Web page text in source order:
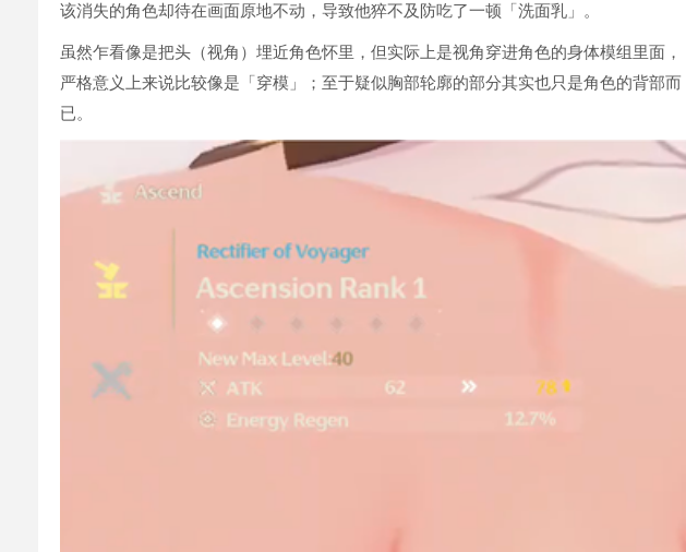
该消失的角色却待在画面原地不动，导致他猝不及防吃了一顿「洗面乳」。
虽然乍看像是把头（视角）埋近角色怀里，但实际上是视角穿进角色的身体模组里面，
严格意义上来说比较像是「穿模」；至于疑似胸部轮廓的部分其实也只是角色的背部而
已。